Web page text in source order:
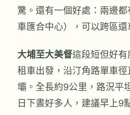
驚。還有一個好處：兩邊
車匯合中心），可以跨區還
大埔至大美督這段短但好
租車出發，沿汀角路單車
壩。全長約9公里，路況平
日下晝好多人，建議早上9